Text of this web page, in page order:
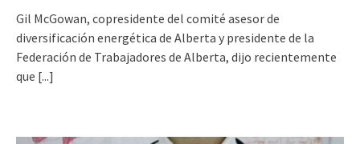
Gil McGowan, copresidente del comité asesor de
diversificación energética de Alberta y presidente de la
Federación de Trabajadores de Alberta, dijo recientemente
que [...]